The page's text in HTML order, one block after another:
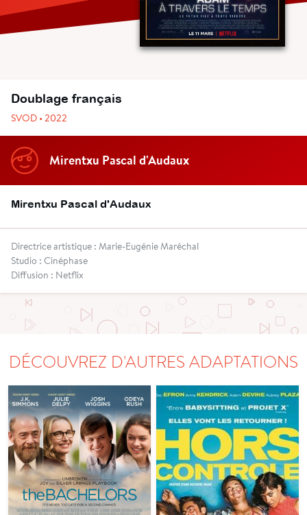
Doublage français
SVOD • 2022
Mirentxu Pascal d'Audaux
Mirentxu Pascal d'Audaux
Directrice artistique : Marie-Eugénie Maréchal
Studio : Cinéphase
Diffusion : Netflix
DÉCOUVREZ D'AUTRES ADAPTATIONS